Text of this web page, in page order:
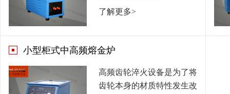
了解更多>
小型柜式中高频熔金炉
高频齿轮淬火设备是为了将
齿轮本身的材质特性发生改